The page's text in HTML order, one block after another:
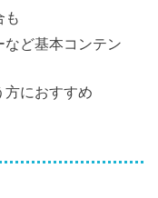
も
ど基本コンテン
方におすすめ